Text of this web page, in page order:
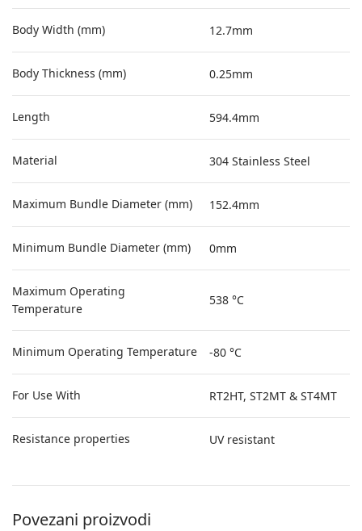
Body Width (mm) 12.7mm
Body Thickness (mm) 0.25mm
Length 594.4mm
Material 304 Stainless Steel
Maximum Bundle Diameter (mm) 152.4mm
Minimum Bundle Diameter (mm) 0mm
Maximum Operating
Temperature
538 °C
Minimum Operating Temperature -80 °C
For Use With RT2HT, ST2MT & ST4MT
Resistance properties UV resistant
Povezani proizvodi